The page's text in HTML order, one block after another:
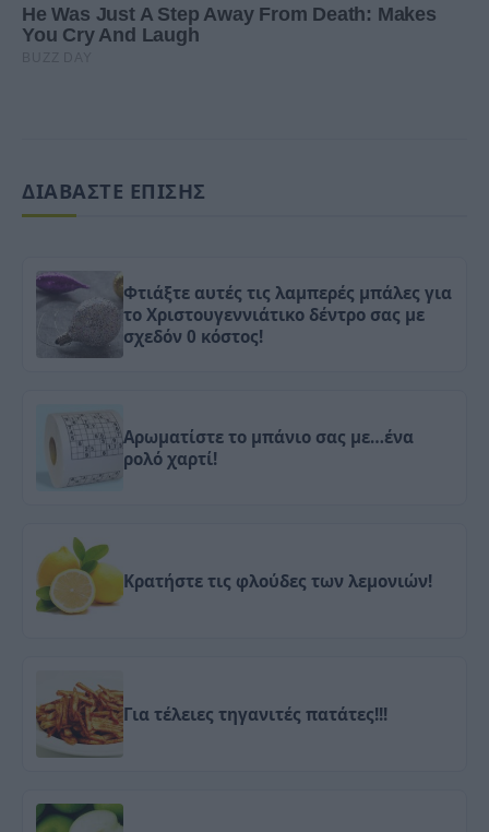
ΔΙΑΒΑΣΤΕ ΕΠΙΣΗΣ
Φτιάξτε αυτές τις λαμπερές μπάλες για
το Χριστουγεννιάτικο δέντρο σας με
σχεδόν 0 κόστος!
Αρωματίστε το μπάνιο σας με…ένα
ρολό χαρτί!
Κρατήστε τις φλούδες των λεμονιών!
Για τέλειες τηγανιτές πατάτες!!!